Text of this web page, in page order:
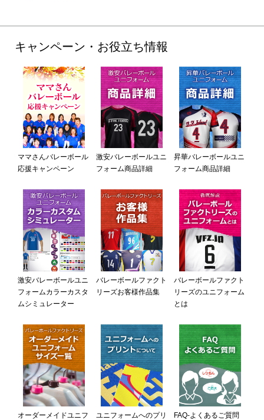
キャンペーン・お役立ち情報
ママさんバレーボール
応援キャンペーン
激安バレーボールユニ
フォーム商品詳細
昇華バレーボールユニ
フォーム商品詳細
激安バレーボールユニ
フォームカラーカスタ
ムシミュレーター
バレーボールファクト
リーズお客様作品集
バレーボールファクト
リーズのユニフォーム
とは
オーダーメイドユニフ
ユニフォームへのプリ
FAQ-よくあるご質問